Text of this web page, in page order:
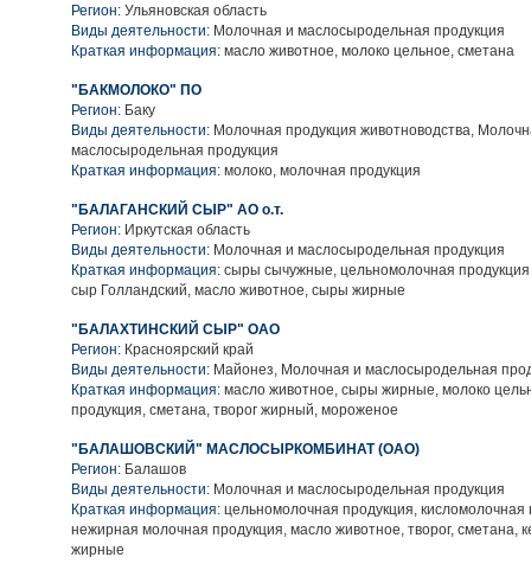
Регион: Ульяновская область
Виды деятельности: Молочная и маслосыродельная продукция
Краткая информация: масло животное, молоко цельное, сметана
"БАКМОЛОКО" ПО
Регион: Баку
Виды деятельности: Молочная продукция животноводства,
маслосыродельная продукция
Краткая информация: молоко, молочная продукция
"БАЛАГАНСКИЙ СЫР" АО о.т.
Регион: Иркутская область
Виды деятельности: Молочная и маслосыродельная продукция
Краткая информация: сыры сычужные, цельномолочная
сыр Голландский, масло животное, сыры жирные
"БАЛАХТИНСКИЙ СЫР" ОАО
Регион: Красноярский край
Виды деятельности: Майонез, Молочная и маслосыродельная
Краткая информация: масло животное, сыры жирные, молоко
продукция, сметана, творог жирный, мороженое
"БАЛАШОВСКИЙ" МАСЛОСЫРКОМБИНАТ (ОАО)
Регион: Балашов
Виды деятельности: Молочная и маслосыродельная продукция
Краткая информация: цельномолочная продукция, кисломолочная
нежирная молочная продукция, масло животное, творог, сметана,
жирные